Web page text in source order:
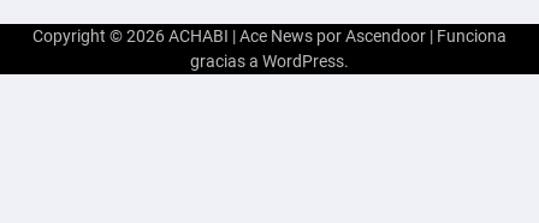
Copyright © 2026ACHABI | Ace News porAscendoor | Funciona
gracias a WordPress.